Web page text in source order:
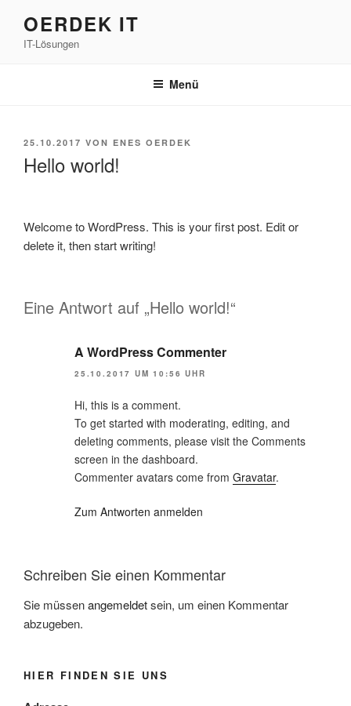
Inhalt
springen
OERDEK IT
IT-Lösungen
Menü
VERÖFFENTLICHT
25.10.2017 VON ENES OERDEK
Hello world!
Welcome to WordPress. This is your first post. Edit or
delete it, then start writing!
Eine Antwort auf „Hello world!“
A WordPress Commenter
25.10.2017 UM 10:56 UHR
Hi, this is a comment.
To get started with moderating, editing, and
deleting comments, please visit the Comments
screen in the dashboard.
Commenter avatars come from Gravatar.
Zum Antworten anmelden
Schreiben Sie einen Kommentar
Sie müssenangemeldetsein, um einen Kommentar
abzugeben.
HIER FINDEN SIE UNS